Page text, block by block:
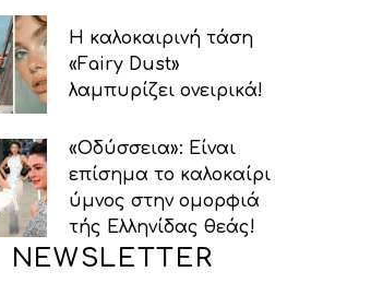
Η καλοκαιρινή τάση
«Fairy Dust»
λαμπυρίζει ονειρικά!
«Οδύσσεια»: Είναι
επίσημα το καλοκαίρι
ύμνος στην ομορφιά
τής Ελληνίδας θεάς!
NEWSLETTER